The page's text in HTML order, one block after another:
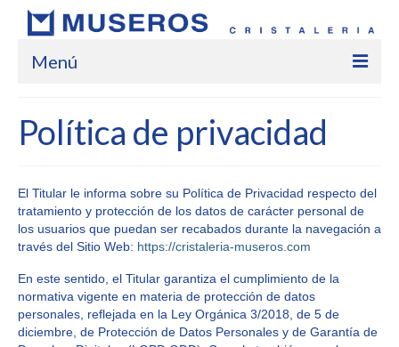
Menú
Empresa
Servicios
Trabajos
Localización
Contacto
Política de privacidad
El Titular le informa sobre su Política de Privacidad respecto del
tratamiento y protección de los datos de carácter personal de
los usuarios que puedan ser recabados durante la navegación a
través del Sitio Web: https://cristaleria-museros.com
En este sentido, el Titular garantiza el cumplimiento de la
normativa vigente en materia de protección de datos
personales, reflejada en la Ley Orgánica 3/2018, de 5 de
diciembre, de Protección de Datos Personales y de Garantía de